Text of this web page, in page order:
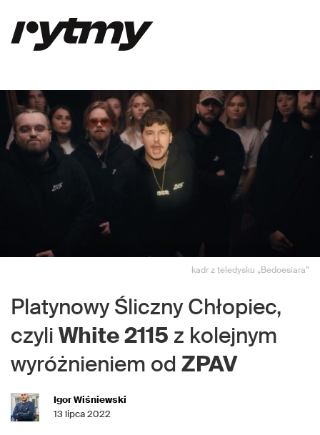
kadr z teledysku „Bedoesiara”
Platynowy Śliczny Chłopiec,
czyli White 2115 z kolejnym
wyróżnieniem od ZPAV
Igor Wiśniewski
13 lipca 2022